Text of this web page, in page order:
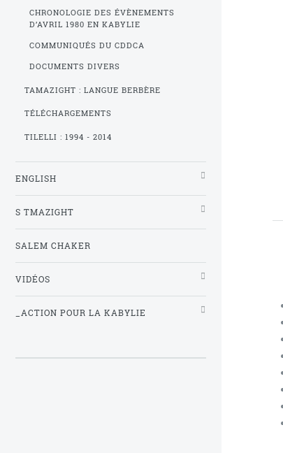
CHRONOLOGIE DES ÉVÈNEMENTS
D’AVRIL 1980 EN KABYLIE
COMMUNIQUÉS DU CDDCA
DOCUMENTS DIVERS
TAMAZIGHT : LANGUE BERBÈRE
TÉLÉCHARGEMENTS
TILELLI : 1994 - 2014
ENGLISH
S TMAZIGHT
SALEM CHAKER
VIDÉOS
_ACTION POUR LA KABYLIE